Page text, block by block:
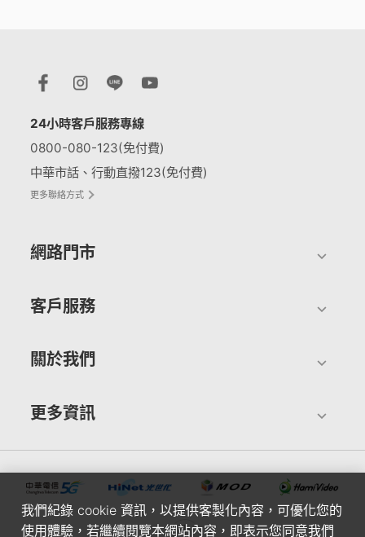
24小時客戶服務專線
0800-080-123(免付費)
中華市話、行動直撥123(免付費)
更多聯絡方式
網路門市
客戶服務
關於我們
更多資訊
我們紀錄 cookie 資訊，以提供客製化內容，可優化您的
使用體驗，若繼續閱覽本網站內容，即表示您同意我們